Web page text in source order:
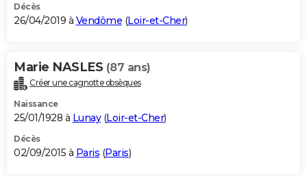
Décès
26/04/2019 à Vendôme (Loir-et-Cher)
Marie NASLES (87 ans)
Créer une cagnotte obsèques
Naissance
25/01/1928 à Lunay(Loir-et-Cher)
Décès
02/09/2015 à Paris (Paris)